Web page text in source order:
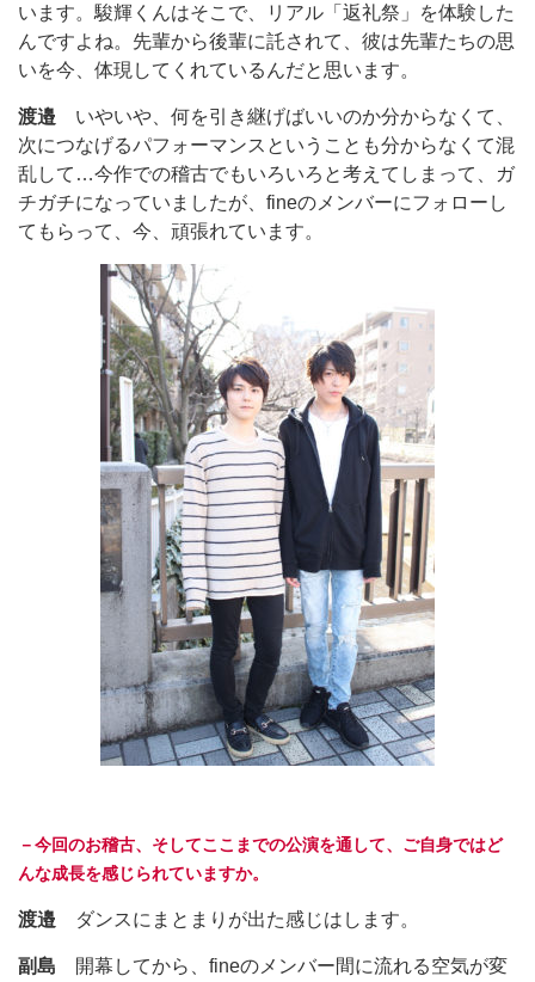
います。駿輝くんはそこで、リアル「返礼祭」を体験した
んですよね。先輩から後輩に託されて、彼は先輩たちの思
いを今、体現してくれているんだと思います。
渡邉 いやいや、何を引き継げばいいのか分からなくて、
次につなげるパフォーマンスということも分からなくて混
乱して…今作での稽古でもいろいろと考えてしまって、ガ
チガチになっていましたが、fineのメンバーにフォローし
てもらって、今、頑張れています。
－今回のお稽古、そしてここまでの公演を通して、ご自身ではど
んな成長を感じられていますか。
渡邉 ダンスにまとまりが出た感じはします。
副島 開幕してから、fineのメンバー間に流れる空気が変